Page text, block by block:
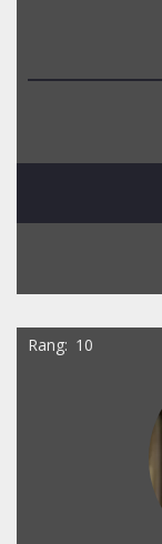
Rang 10